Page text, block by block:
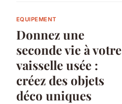
EQUIPEMENT
Donnez une
seconde vie à votre
vaisselle usée :
créez des objets
déco uniques